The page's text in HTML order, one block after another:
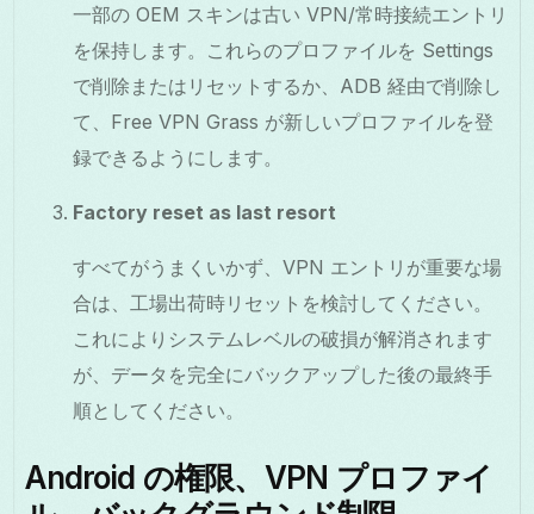
一部の OEM スキンは古い VPN/常時接続エントリ
を保持します。これらのプロファイルを Settings
で削除またはリセットするか、ADB 経由で削除し
て、Free VPN Grass が新しいプロファイルを登
録できるようにします。
Factory reset as last resort
すべてがうまくいかず、VPN エントリが重要な場
合は、工場出荷時リセットを検討してください。
これによりシステムレベルの破損が解消されます
が、データを完全にバックアップした後の最終手
順としてください。
Android の権限、VPN プロファイ